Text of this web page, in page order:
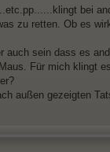
bei
zu retten. Ob es
sein dass es
Für mich klingt
außen gezeigten